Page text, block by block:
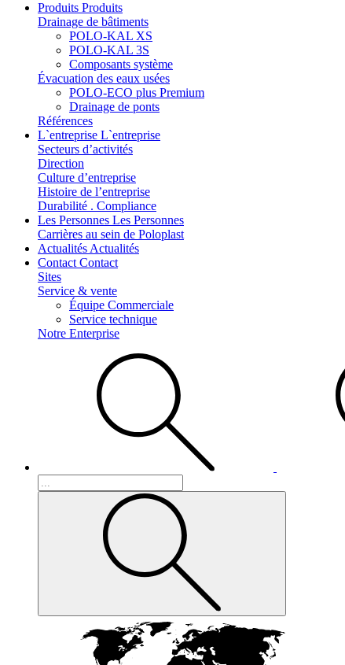
Produits Produits
Drainage de bâtiments
POLO-KAL XS
POLO-KAL 3S
Composants système
Évacuation des eaux usées
POLO-ECO plus Premium
Drainage de ponts
Références
L`entreprise L`entreprise
Secteurs d’activités
Direction
Culture d’entreprise
Histoire de l’entreprise
Durabilité . Compliance
Les Personnes Les Personnes
Carrières au sein de Poloplast
Actualités Actualités
Contact Contact
Sites
Service & vente
Équipe Commerciale
Service technique
Notre Enterprise